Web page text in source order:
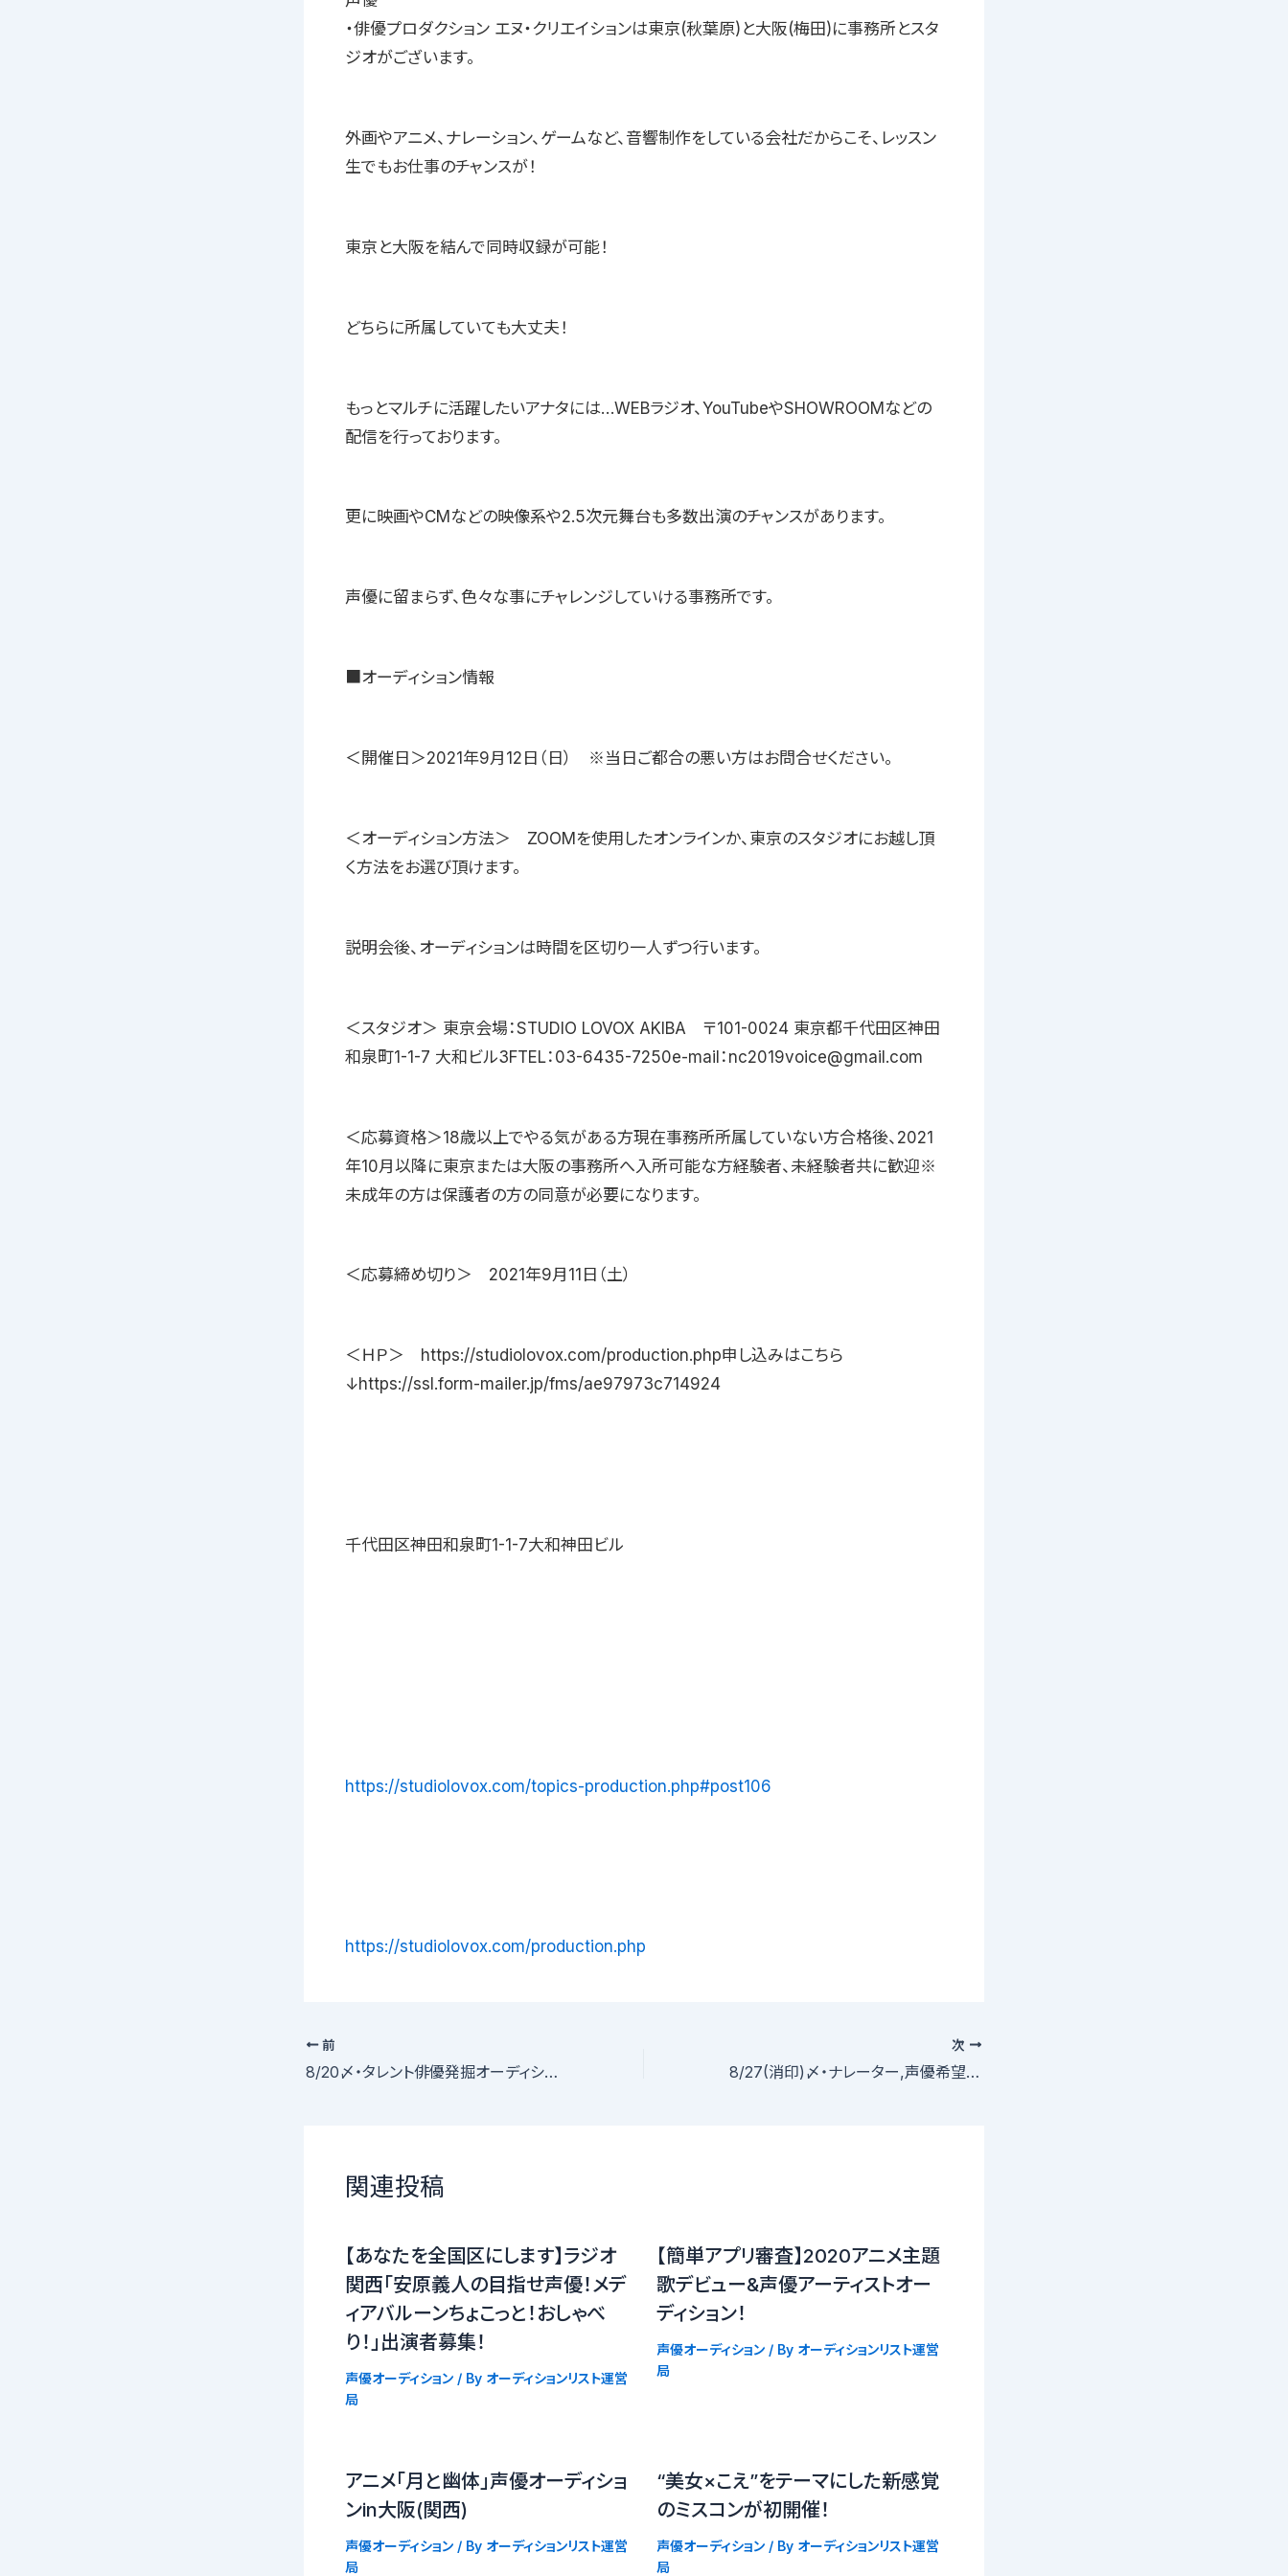
・俳優プロダクション エヌ・クリエイションは東京(秋葉原)と大阪(梅田)に事務所とスタ
ジオがございます。
外画やアニメ、ナレーション、ゲームなど、音響制作をしている会社だからこそ、レッスン
生でもお仕事のチャンスが！
東京と大阪を結んで同時収録が可能！
どちらに所属していても大丈夫！
もっとマルチに活躍したいアナタには…WEBラジオ、YouTubeやSHOWROOMなどの
配信を行っております。
更に映画やCMなどの映像系や2.5次元舞台も多数出演のチャンスがあります。
声優に留まらず、色々な事にチャレンジしていける事務所です。
■オーディション情報
＜開催日＞2021年9月12日（日） ※当日ご都合の悪い方はお問合せください。
＜オーディション方法＞ ZOOMを使用したオンラインか、東京のスタジオにお越し頂
く方法をお選び頂けます。
説明会後、オーディションは時間を区切り一人ずつ行います。
＜スタジオ＞ 東京会場：STUDIO LOVOX AKIBA 〒101-0024 東京都千代田区神田
和泉町1-1-7 大和ビル3FTEL：03-6435-7250e-mail：nc2019voice@gmail.com
＜応募資格＞18歳以上でやる気がある方現在事務所所属していない方合格後、2021
年10月以降に東京または大阪の事務所へ入所可能な方経験者、未経験者共に歓迎※
未成年の方は保護者の方の同意が必要になります。
＜応募締め切り＞ 2021年9月11日（土）
＜ＨＰ＞ https://studiolovox.com/production.php申し込みはこちら
↓https://ssl.form-mailer.jp/fms/ae97973c714924
千代田区神田和泉町1-1-7大和神田ビル
https://studiolovox.com/topics-production.php#post106
https://studiolovox.com/production.php
前
8/20〆・タレント俳優発掘オーディション!
次
8/27(消印)〆・ナレーター,声優希望者募集!
関連投稿
【あなたを全国区にします】ラジオ
関西「安原義人の目指せ声優！メデ
ィアバルーンちょこっと！おしゃべ
り！」出演者募集！
声優オーディション/ By オーディションリスト運営
局
【簡単アプリ審査】2020アニメ主題
歌デビュー&声優アーティストオー
ディション！
声優オーディション/ By オーディションリスト運営
局
アニメ「月と幽体」声優オーディショ
ンin大阪(関西)
声優オーディション/ By オーディションリスト運営
局
“美女×こえ”をテーマにした新感覚
のミスコンが初開催！
声優オーディション/ By オーディションリスト運営
局